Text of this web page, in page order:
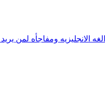
الانجليزيه ومفاجأه لمن يريد